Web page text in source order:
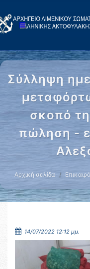
Σύλληψη
σκοπό
πώληση -
Αρχική σελίδα
14/07/2022 12:12 μμ.